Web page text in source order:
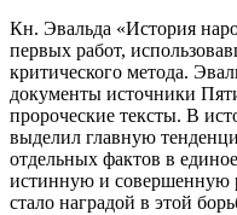
Кн. Эвальда «История
первых работ,
критического метода.
документы источники
пророческие тексты. В
выделил главную
отдельных фактов в
истинную и совершенную
стало наградой в этой